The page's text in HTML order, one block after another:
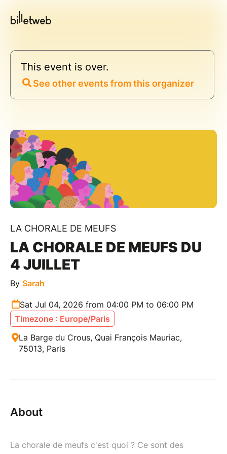
This event is over.
See other events from this organizer
LA CHORALE DE MEUFS
LA CHORALE DE MEUFS DU
4 JUILLET
By Sarah
Sat Jul 04, 2026 from 04:00 PM to 06:00 PM
Timezone : Europe/Paris
La Barge du Crous, Quai François Mauriac,
75013, Paris
About
La chorale de meufs c'est quoi ? Ce sont des